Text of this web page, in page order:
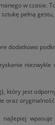
w czasie.
pełną
dodatkowo
jest
oraz